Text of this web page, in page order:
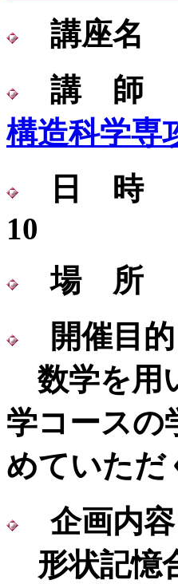
講座名
講
構造科学専
日 時
10
場 所
開催目的
数学を用
学コースの
めていただ
企画内容
形状記憶